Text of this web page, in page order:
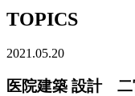
TOPICS
2021.05.20
医院建築 設計